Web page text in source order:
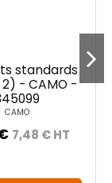
standards
- CAMO -
CAMO
7,48 € HT